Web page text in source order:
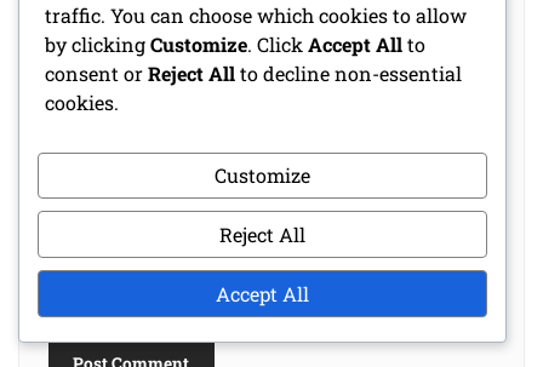
Email*
Website
Save my name, email, and website in this
browser for the next time I comment.
traffic. You can choose which cookies to allow
by clickingCustomize. Click Accept Allto
consent orReject Allto decline non-essential
cookies.
Customize
Reject All
Accept All